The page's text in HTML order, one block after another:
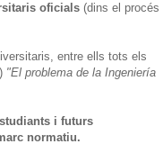
oficials (dins el procés
entre ells tots els
"El problema de la Ingeniería
i futurs
normatiu.